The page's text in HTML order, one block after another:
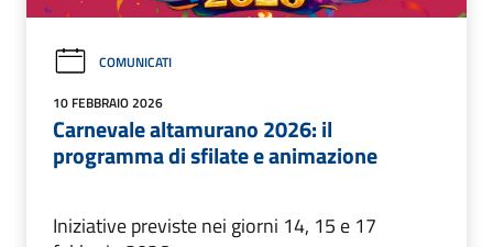
COMUNICATI
10 FEBBRAIO 2026
Carnevale altamurano 2026: il
programma di sfilate e animazione
Iniziative previste nei giorni 14, 15 e 17